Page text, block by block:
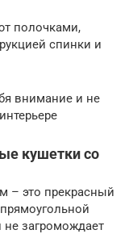
полочками,
спинки и
внимание и не
кушетки со
– это прекрасный
загромождает